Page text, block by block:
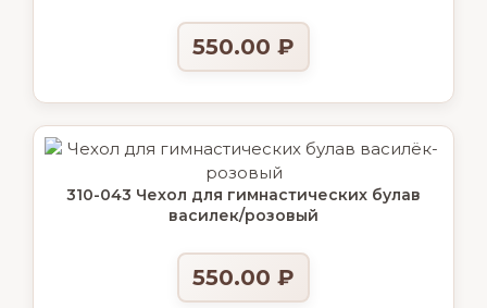
550.00 ₽
310-043 Чехол для гимнастических булав
василек/розовый
550.00 ₽